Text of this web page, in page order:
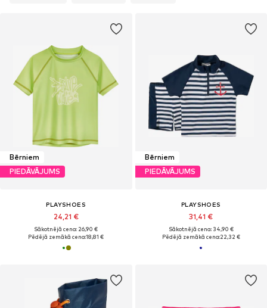
Bērniem
PIEDĀVĀJUMS
PLAYSHOES
24,21 €
Sākotnējā cena: 26,90 €
Pēdējā zemākā cena:18,81 €
Bērniem
PIEDĀVĀJUMS
PLAYSHOES
31,41 €
Sākotnējā cena: 34,90 €
Pēdējā zemākā cena:22,32 €